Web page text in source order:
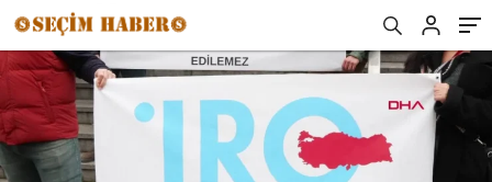
Şubesini Ziyaret Etti